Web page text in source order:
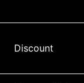
Discount